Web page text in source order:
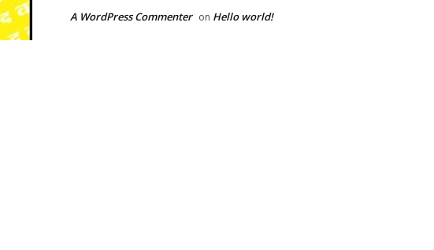
A WordPress Commenter on Hello world!